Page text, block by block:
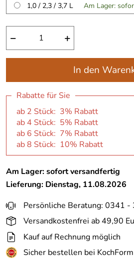
1,0 / 2,3 / 3,7 L
Am Lager:
− +
In den
Rabatte für Sie
ab 2 Stück: 3% Rabatt
ab 4 Stück: 5% Rabatt
ab 6 Stück: 7% Rabatt
ab 8 Stück: 10% Rabatt
Am Lager: sofort versandfertig
Lieferung: Dienstag, 11.08.2026
Persönliche Beratung: 0341
Versandkostenfrei ab 49,90
Kauf auf Rechnung möglich
Sicher bestellen bei KochForm